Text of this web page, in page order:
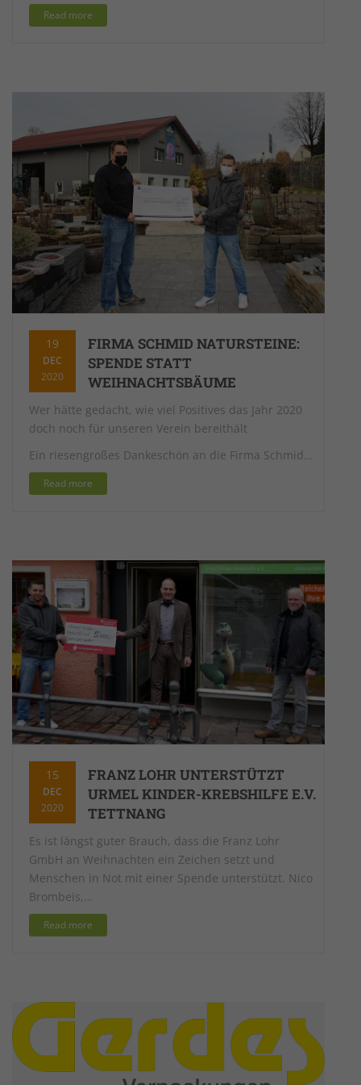
Read more
19
DEC
2020
FIRMA SCHMID NATURSTEINE:
SPENDE STATT
WEIHNACHTSBÄUME
Wer hätte gedacht, wie viel Positives das Jahr 2020
doch noch für unseren Verein bereithält
Ein riesengroßes Dankeschön an die Firma Schmid…
Read more
15
DEC
2020
FRANZ LOHR UNTERSTÜTZT
URMEL KINDER-KREBSHILFE E.V.
TETTNANG
Es ist längst guter Brauch, dass die Franz Lohr
GmbH an Weihnachten ein Zeichen setzt und
Menschen in Not mit einer Spende unterstützt. Nico
Brombeis,…
Read more